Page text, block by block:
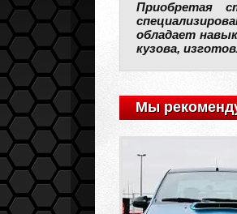
Приобретая
обладает
кузова,
Мы